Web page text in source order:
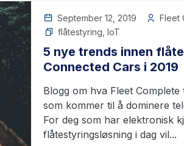
September 12, 2019
Fleet
flåtestyring IoT
5 nye trends innen
Connected Cars i 2019
Blogg om hva Fleet
som kommer til å dominere
For deg som har elektronisk
flåtestyringsløsning i dag vil...